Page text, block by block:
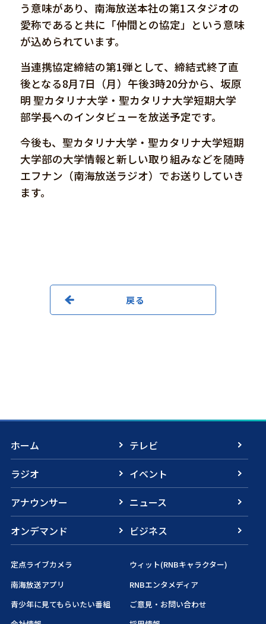
う意味があり、南海放送本社の第1スタジオの
愛称であると共に「仲間との協定」という意味
が込められています。
当連携協定締結の第1弾として、締結式終了直
後となる8月7日（月）午後3時20分から、坂原
明 聖カタリナ大学・聖カタリナ大学短期大学
部学長へのインタビューを放送予定です。
今後も、聖カタリナ大学・聖カタリナ大学短期
大学部の大学情報と新しい取り組みなどを随時
エフナン（南海放送ラジオ）でお送りしていき
ます。
戻る
ホーム
テレビ
ラジオ
イベント
アナウンサー
ニュース
オンデマンド
ビジネス
定点ライブカメラ
ウィット(RNBキャラクター)
南海放送アプリ
RNBエンタメディア
青少年に見てもらいたい番組
ご意見・お問い合わせ